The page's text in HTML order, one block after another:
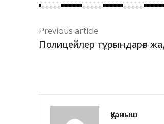
Previous article
Полицейлер тұрғындарға
Қуаныш